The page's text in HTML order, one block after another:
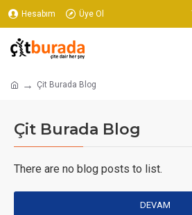
Hesabım Üye Ol
Çit Burada Blog
Çit Burada Blog
There are no blog posts to list.
DEVAM